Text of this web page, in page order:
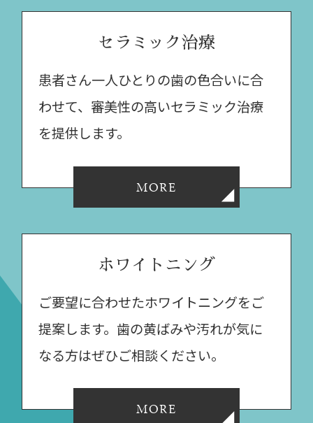
セラミック治療
患者さん一人ひとりの歯の色合いに合
わせて、審美性の高いセラミック治療
を提供します。
MORE
ホワイトニング
ご要望に合わせたホワイトニングをご
提案します。歯の黄ばみや汚れが気に
なる方はぜひご相談ください。
MORE